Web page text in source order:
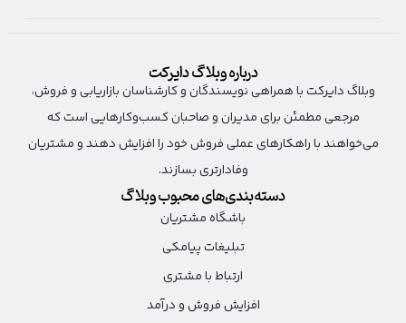
درباره وبلاگ دایرکت
وبلاگ دایرکت با همراهی نویسندگان و کارشناسان بازاریابی و فروش،
مرجعی مطمئن برای مدیران و صاحبان کسب‌وکارهایی است که
می‌خواهند با راهکارهای عملی فروش خود را افزایش دهند و مشتریان
وفادارتری بسازند.
دسته‌بندی‌های محبوب وبلاگ
باشگاه مشتریان
تبلیغات پیامکی
ارتباط با مشتری
افزایش فروش و درآمد